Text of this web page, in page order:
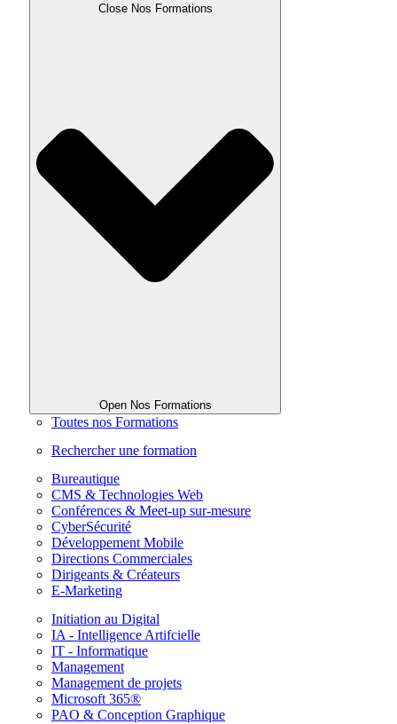
Close Nos Formations
Open Nos Formations
Toutes nos Formations
Rechercher une formation
Bureautique
CMS & Technologies Web
Conférences & Meet-up sur-mesure
CyberSécurité
Développement Mobile
Directions Commerciales
Dirigeants & Créateurs
E-Marketing
Initiation au Digital
IA - Intelligence Artifcielle
IT - Informatique
Management
Management de projets
Microsoft 365®
PAO & Conception Graphique